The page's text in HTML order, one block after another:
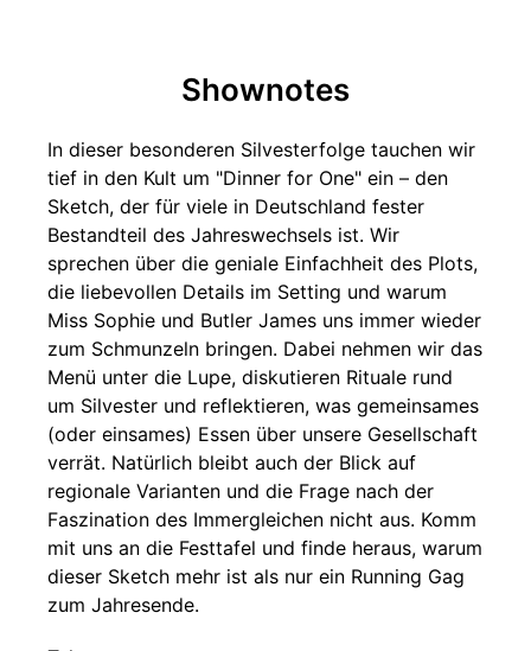
Shownotes
In dieser besonderen Silvesterfolge tauchen wir
tief in den Kult um "Dinner for One" ein – den
Sketch, der für viele in Deutschland fester
Bestandteil des Jahreswechsels ist. Wir
sprechen über die geniale Einfachheit des Plots,
die liebevollen Details im Setting und warum
Miss Sophie und Butler James uns immer wieder
zum Schmunzeln bringen. Dabei nehmen wir das
Menü unter die Lupe, diskutieren Rituale rund
um Silvester und reflektieren, was gemeinsames
(oder einsames) Essen über unsere Gesellschaft
verrät. Natürlich bleibt auch der Blick auf
regionale Varianten und die Frage nach der
Faszination des Immergleichen nicht aus. Komm
mit uns an die Festtafel und finde heraus, warum
dieser Sketch mehr ist als nur ein Running Gag
zum Jahresende.